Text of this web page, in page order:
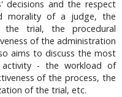
decisions and the respect
morality of a judge, the
trial, the procedural
of the administration
aims to discuss the most
- the workload of
of the process, the
of the trial, etc.